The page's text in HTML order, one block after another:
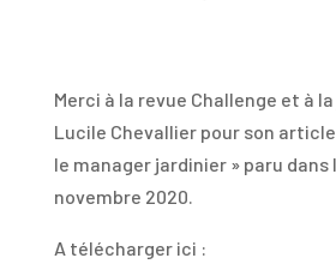
Merci à la revue Challenge et à
Lucile Chevallier pour son
le manager jardinier » paru dans
novembre 2020.
A télécharger ici :